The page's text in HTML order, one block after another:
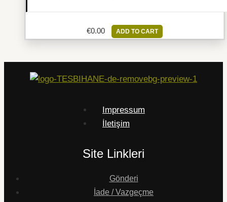
€0.00 ADD TO CART
Impressum
İletişim
Site Linkleri
Gönderi
İade / Vazgeçme